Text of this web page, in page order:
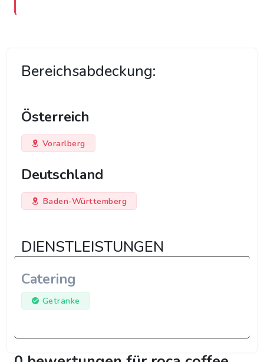
Bereichsabdeckung:
Österreich
Vorarlberg
Deutschland
Baden-Württemberg
DIENSTLEISTUNGEN
Catering
Getränke